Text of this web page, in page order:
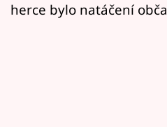
herce bylo natáčení